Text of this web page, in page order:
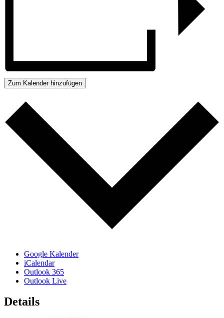
Zum Kalender hinzufügen
Google Kalender
iCalendar
Outlook 365
Outlook Live
Details